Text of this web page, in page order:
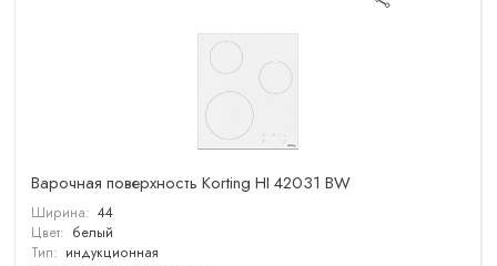
Варочная поверхность Korting HI 42031 BW
Ширина: 44
Цвет: белый
Тип: индукционная